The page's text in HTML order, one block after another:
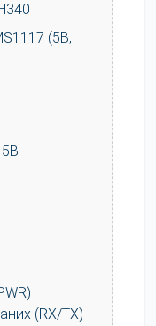
(5В,
(RX/TX)